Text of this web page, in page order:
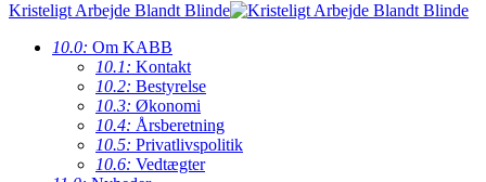
Kristeligt Arbejde Blandt Blinde
10.0: Om KABB
10.1: Kontakt
10.2: Bestyrelse
10.3: Økonomi
10.4: Årsberetning
10.5: Privatlivspolitik
10.6: Vedtægter